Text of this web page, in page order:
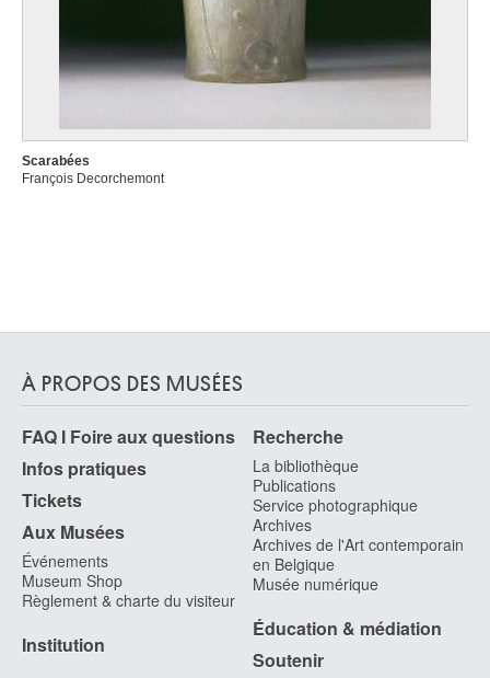
Scarabées
François Decorchemont
À PROPOS DES MUSÉES
FAQ I Foire aux questions
Infos pratiques
Tickets
Aux Musées
Événements
Museum Shop
Règlement & charte du visiteur
Institution
Recherche
La bibliothèque
Publications
Service photographique
Archives
Archives de l'Art contemporain
en Belgique
Musée numérique
Éducation & médiation
Soutenir